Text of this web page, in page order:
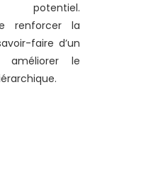
renforcer la
faire d’un
le